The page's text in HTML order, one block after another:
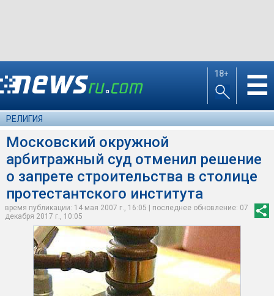
18+ ☰
РЕЛИГИЯ
Московский окружной
арбитражный суд отменил решение
о запрете строительства в столице
протестантского института
время публикации: 14 мая 2007 г., 16:05 | последнее обновление: 07
декабря 2017 г., 10:05